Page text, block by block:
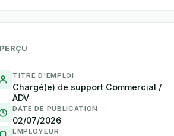
TITRE D'EMPLOI
Chargé(e) de support Commercial /
ADV
DATE DE PUBLICATION
02/07/2026
EMPLOYEUR